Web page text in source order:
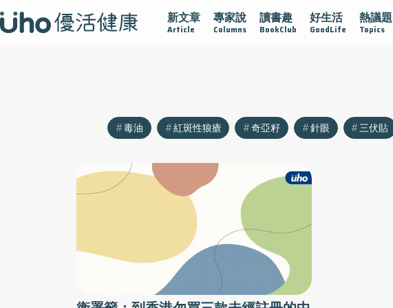
新文章
Article
專家說
Columns
讀書趣
BookClub
好生活
GoodLife
熱議題
Topics
黏 守護腺在 疫情保衛戰 再生醫學 愛的未來視 認識攝護腺肥大
毒油 紅斑性狼瘡 奇亞籽 針眼 三伏貼